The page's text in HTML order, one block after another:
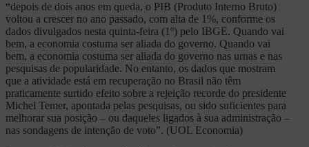
“depois de dois anos em queda, o PIB (Produto Interno Bruto)
voltou a crescer no ano passado, com alta de 1%, conforme os
dados divulgados nesta quinta-feira (1º) pelo IBGE. Quando vai
bem, a economia costuma ser aliada do governo. Quando vai
bem, a economia costuma ser aliada do governo nas urnas e nas
pesquisas de popularidade. No entanto, os dados que mostram
que a atividade está em recuperação no Brasil não têm
praticamente surtido efeito sobre a rejeição recorde do presidente
Michel Temer, apontada pelas pesquisas, ou sido suficientes para
melhorar sua posição – ou daqueles ligados à sua administração –
nas sondagens de intenção de voto”. (UOL Economia)